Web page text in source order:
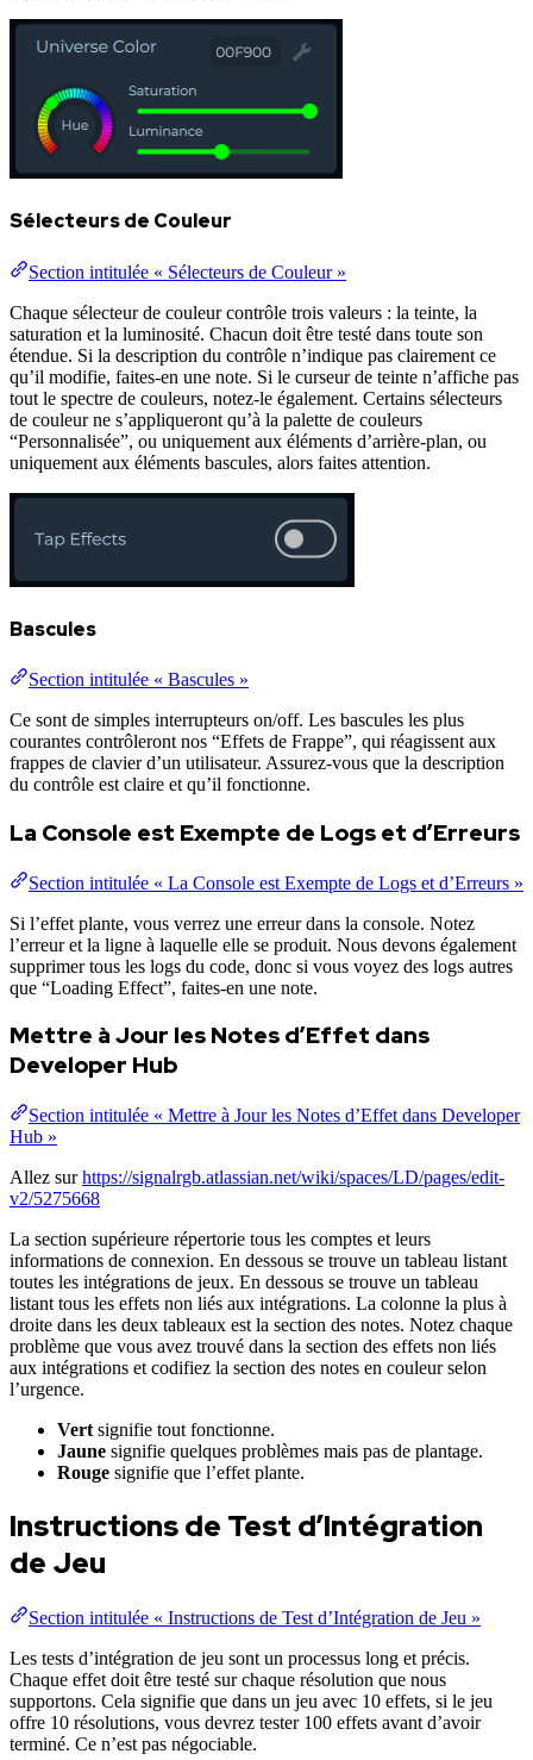
Sélecteurs de Couleur
Section intitulée « Sélecteurs de Couleur »
Chaque sélecteur de couleur contrôle trois valeurs : la teinte, la
saturation et la luminosité. Chacun doit être testé dans toute son
étendue. Si la description du contrôle n’indique pas clairement ce
qu’il modifie, faites-en une note. Si le curseur de teinte n’affiche pas
tout le spectre de couleurs, notez-le également. Certains sélecteurs
de couleur ne s’appliqueront qu’à la palette de couleurs
“Personnalisée”, ou uniquement aux éléments d’arrière-plan, ou
uniquement aux éléments bascules, alors faites attention.
Bascules
Section intitulée « Bascules »
Ce sont de simples interrupteurs on/off. Les bascules les plus
courantes contrôleront nos “Effets de Frappe”, qui réagissent aux
frappes de clavier d’un utilisateur. Assurez-vous que la description
du contrôle est claire et qu’il fonctionne.
La Console est Exempte de Logs et d’Erreurs
Section intitulée « La Console est Exempte de Logs et d’Erreurs »
Si l’effet plante, vous verrez une erreur dans la console. Notez
l’erreur et la ligne à laquelle elle se produit. Nous devons également
supprimer tous les logs du code, donc si vous voyez des logs autres
que “Loading Effect”, faites-en une note.
Mettre à Jour les Notes d’Effet dans
Developer Hub
Section intitulée « Mettre à Jour les Notes d’Effet dans Developer
Hub »
Allez surhttps://signalrgb.atlassian.net/wiki/spaces/LD/pages/edit-
v2/5275668
La section supérieure répertorie tous les comptes et leurs
informations de connexion. En dessous se trouve un tableau listant
toutes les intégrations de jeux. En dessous se trouve un tableau
listant tous les effets non liés aux intégrations. La colonne la plus à
droite dans les deux tableaux est la section des notes. Notez chaque
problème que vous avez trouvé dans la section des effets non liés
aux intégrations et codifiez la section des notes en couleur selon
l’urgence.
Vert signifie tout fonctionne.
Jaune signifie quelques problèmes mais pas de plantage.
Rouge signifie que l’effet plante.
Instructions de Test d’Intégration
de Jeu
Section intitulée « Instructions de Test d’Intégration de Jeu »
Les tests d’intégration de jeu sont un processus long et précis.
Chaque effet doit être testé sur chaque résolution que nous
supportons. Cela signifie que dans un jeu avec 10 effets, si le jeu
offre 10 résolutions, vous devrez tester 100 effets avant d’avoir
terminé. Ce n’est pas négociable.